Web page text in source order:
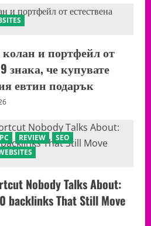
и портфейл от
знака, че купувате
евтин подарък
PC REVIEW
SEO
Nobody Talks About:
backlinks That Still Move